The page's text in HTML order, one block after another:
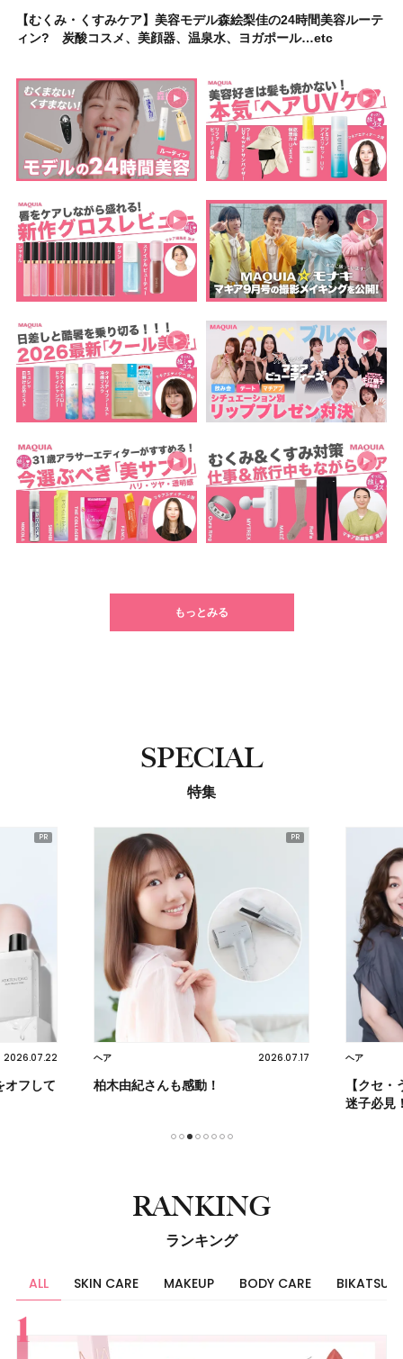
【むくみ・くすみケア】美容モデル森絵梨佳の24時間美容ルーテ
ィン? 炭酸コスメ、美顔器、温泉水、ヨガポール…etc
もっとみる
SPECIAL
特集
2026.07.22
オフして
ヘア 2026.07.17
柏木由紀さんも感動！
ヘア
【クセ
迷子必見
RANKING
ランキング
ALL SKIN CARE MAKEUP BODY CARE BIKATSU
すべて
スキンケア
メイク
ボディケア
美活
ヘア
ライフスタイル
ビューティーズ